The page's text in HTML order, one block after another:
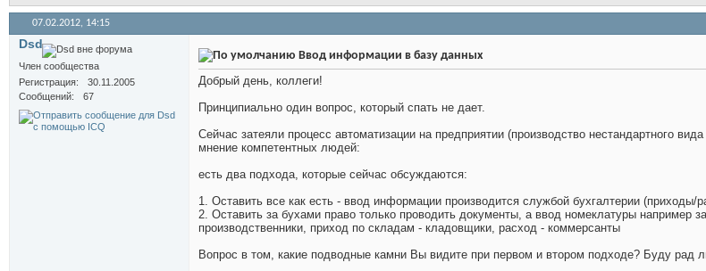
07.02.2012, 14:15
Dsd
Член сообщества
Регистрация
30.11.2005
Сообщений
67
Ввод информации в базу данных
Добрый день, коллеги!
Принципиально один вопрос, который спать не дает.
Сейчас затеяли процесс автоматизации на предприятии (производство нестандартного
мнение компетентных людей:
есть два подхода, которые сейчас обсуждаются:
1. Оставить все как есть - ввод информации производится службой бухгалтерии (приходы/
2. Оставить за бухами право только проводить документы, а ввод номеклатуры например
производственники, приход по складам - кладовщики, расход - коммерсанты
Вопрос в том, какие подводные камни Вы видите при первом и втором подходе? Буду рад